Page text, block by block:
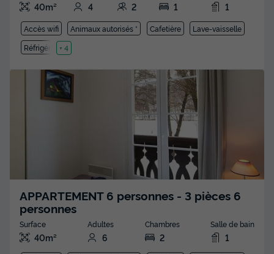
40m² 4 2 1 1
Accès wifi Animaux autorisés * Cafetière
Lave-vaisselle
Réfrigérateur
+ 4
APPARTEMENT 6 personnes - 3 pièces 6
personnes
Surface
40m²
Adultes
6
Chambres
2
Salle de bain
1